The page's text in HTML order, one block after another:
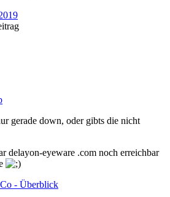
gerade down, oder gibts die nicht
delayon-eyeware .com noch erreichbar
- Überblick